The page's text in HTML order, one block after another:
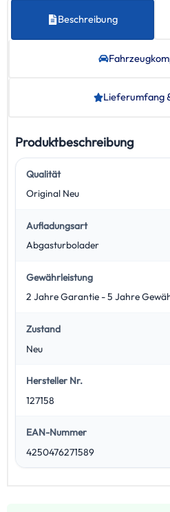
Beschreibung
Lieferumfang
Produktbeschreibung
Qualität
Original Neu
Aufladungsart
Abgasturbolader
Gewährleistung
2 Jahre Garantie - 5 Jahre
Zustand
Neu
Hersteller Nr.
127158
EAN-Nummer
4250476271589